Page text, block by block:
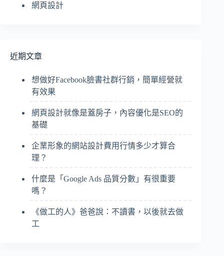
網頁設計
近期文章
想做好Facebook臉書社群行銷，簡單經營就
有效果
網頁設計就像是蓋房子，內容優化是SEO的
基礎
企業形象的網站設計費用行情多少才算合
理？
什麼是「Google Ads 品質分數」有很重要
嗎？
《做工的人》爸爸說：不讀書，以後就去做
工